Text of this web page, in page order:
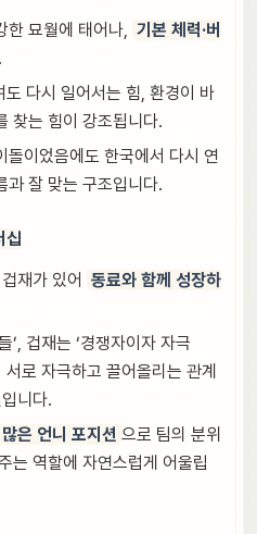
한 묘월에 태어나, 기본 체력·버
도 다시 일어서는 힘, 환경이 바
찾는 힘이 강조됩니다.
돌이었음에도 한국에서 다시 연
과 잘 맞는 구조입니다.
십
재가 있어 동료와 함께 성장하
’, 겁재는 ‘경쟁자이자 자극
로 자극하고 끌어올리는 관계
니다.
은 언니 포지션 으로 팀의 분위
는 역할에 자연스럽게 어울립